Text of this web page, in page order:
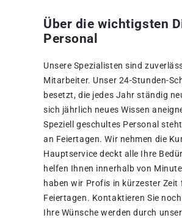
Über die wichtigsten
Personal
Unsere Spezialisten sind
Mitarbeiter. Unser 24-Stunden-
besetzt, die jedes Jahr ständig
sich jährlich neues Wissen
Speziell geschultes Personal
an Feiertagen. Wir nehmen die
Hauptservice deckt alle Ihre
helfen Ihnen innerhalb von
haben wir Profis in kürzester
Feiertagen. Kontaktieren Sie
Ihre Wünsche werden durch